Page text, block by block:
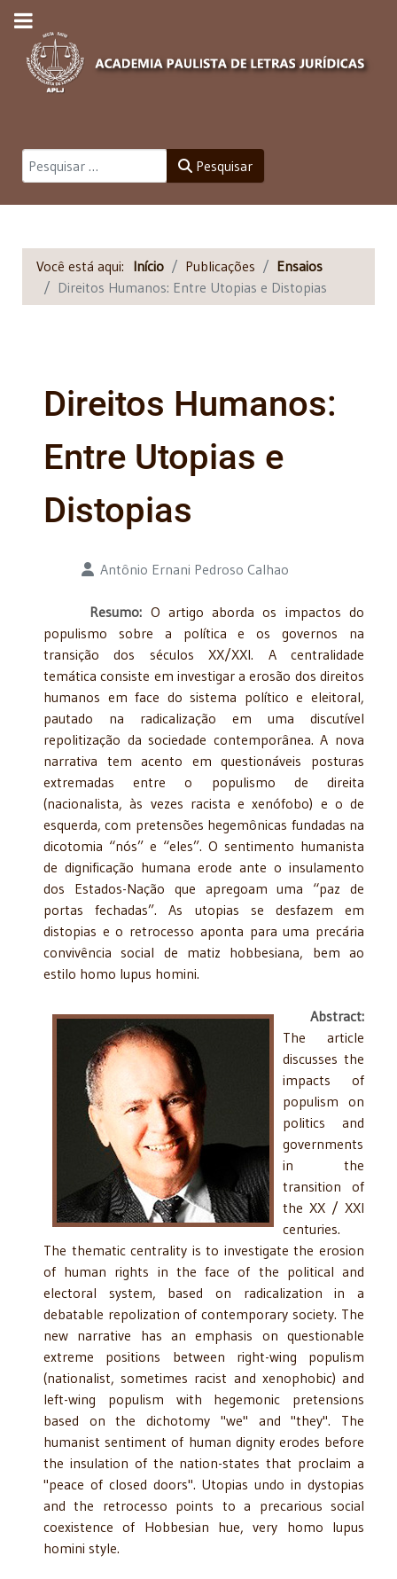
Pesquisar Pesquisar
Você está aqui: Início Publicações
Ensaios
Direitos Humanos: Entre Utopias e Distopias
Direitos Humanos:
Entre Utopias e
Distopias
Detalhes Antônio Ernani Pedroso Calhao
Resumo: O artigo aborda os impactos do
populismo sobre a política e os governos na
transição dos séculos XX/XXI. A centralidade
temática consiste em investigar a erosão dos direitos
humanos em face do sistema político e eleitoral,
pautado na radicalização em uma discutível
repolitização da sociedade contemporânea. A nova
narrativa tem acento em questionáveis posturas
extremadas entre o populismo de direita
(nacionalista, às vezes racista e xenófobo) e o de
esquerda, com pretensões hegemônicas fundadas na
dicotomia “nós” e “eles”. O sentimento humanista
de dignificação humana erode ante o insulamento
dos Estados-Nação que apregoam uma “paz de
portas fechadas”. As utopias se desfazem em
distopias e o retrocesso aponta para uma precária
convivência social de matiz hobbesiana, bem ao
estilo homo lupus homini.
Abstract:
The article
discusses the
impacts of
populism on
politics and
governments
in the
transition of
the XX / XXI
centuries.
The thematic centrality is to investigate the erosion
of human rights in the face of the political and
electoral system, based on radicalization in a
debatable repolization of contemporary society. The
new narrative has an emphasis on questionable
extreme positions between right-wing populism
(nationalist, sometimes racist and xenophobic) and
left-wing populism with hegemonic pretensions
based on the dichotomy "we" and "they". The
humanist sentiment of human dignity erodes before
the insulation of the nation-states that proclaim a
"peace of closed doors". Utopias undo in dystopias
and the retrocesso points to a precarious social
coexistence of Hobbesian hue, very homo lupus
homini style.